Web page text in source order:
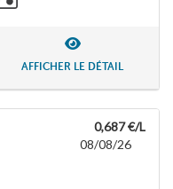
AFFICHER LE DÉTAIL
0,687 €/L
08/08/26